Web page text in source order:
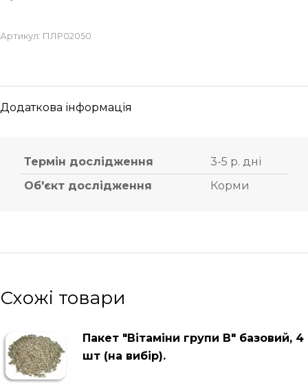
Артикул: ПЛР02050
Додаткова інформація
Термін дослідження
3-5 р. дні
Об'єкт дослідження
Корми
Схожі товари
Пакет "Вітаміни групи В" базовий, 4
шт (на вибір).